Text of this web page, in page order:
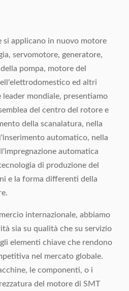
Circa 1000kg
1610x 1100x 2310mm
si applicano in nuovo motore
servomotore, generatore,
pompa, motore del
ed altri
mondiale, presentiamo
del centro del rotore e
della scanalatura, nella
automatico, nella
automatica
di produzione del
e la forma differenti della
internazionale, abbiamo
sia su qualità che su servizio
elementi chiave che rendono
nel mercato globale.
le componenti, o i
del motore di SMT